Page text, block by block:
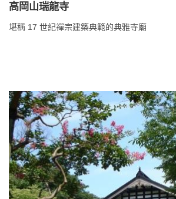
高岡山瑞龍寺
堪稱 17 世紀禪宗建築典範的典雅寺廟